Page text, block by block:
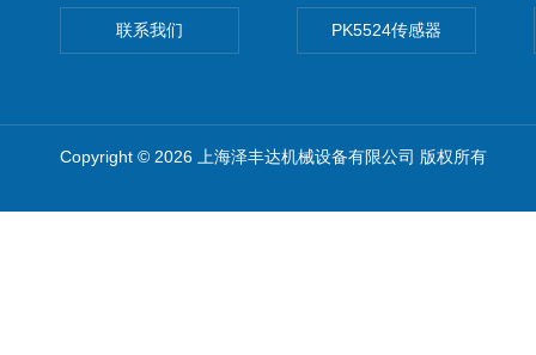
联系我们 PK5524传感器
Copyright © 2026 上海泽丰达机械设备有限公司 版权所有